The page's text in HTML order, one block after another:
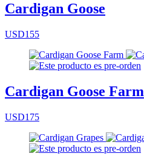
Cardigan Goose
USD155
Cardigan Goose Farm
USD175